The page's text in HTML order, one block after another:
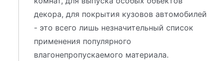
декора, для покрытия кузовов автомобилей
- это всего лишь незначительный список
применения популярного
влагонепропускаемого материала.